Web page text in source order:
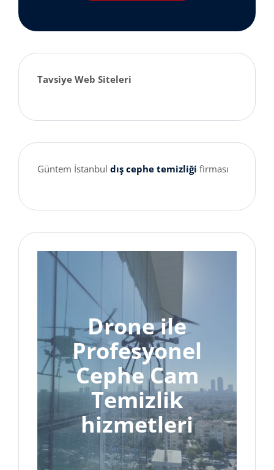
Tavsiye Web Siteleri
Güntem İstanbul dış cephe temizliği firması
Drone ile
Profesyonel
Cephe Cam
Temizlik
hizmetleri